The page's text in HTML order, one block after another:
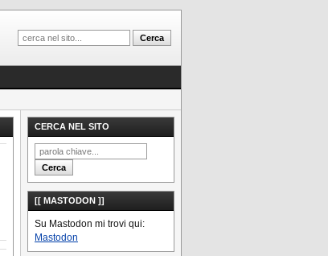
CERCA NEL SITO
[[ MASTODON ]]
Su Mastodon mi trovi qui:
Mastodon